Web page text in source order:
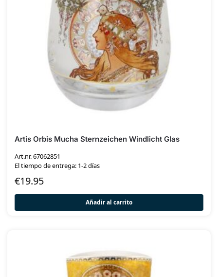
Artis Orbis Mucha Sternzeichen Windlicht Glas
Art.nr. 67062851
El tiempo de entrega: 1-2 días
€19.95
Añadir al carrito